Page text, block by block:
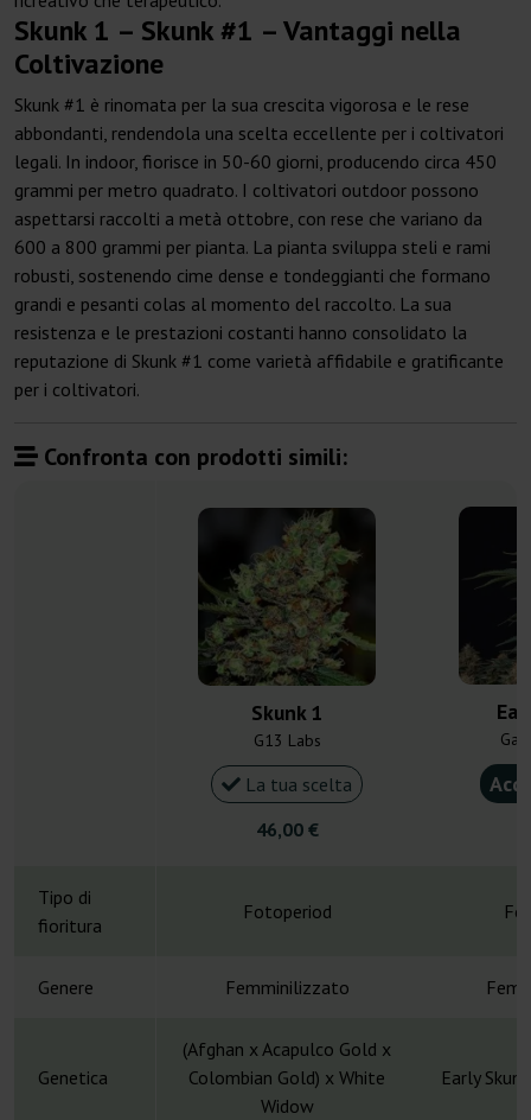
Skunk 1 – Skunk #1 – Vantaggi nella
Coltivazione
Skunk #1 è rinomata per la sua crescita vigorosa e le rese
abbondanti, rendendola una scelta eccellente per i coltivatori
legali. In indoor, fiorisce in 50-60 giorni, producendo circa 450
grammi per metro quadrato. I coltivatori outdoor possono
aspettarsi raccolti a metà ottobre, con rese che variano da
600 a 800 grammi per pianta. La pianta sviluppa steli e rami
robusti, sostenendo cime dense e tondeggianti che formano
grandi e pesanti colas al momento del raccolto. La sua
resistenza e le prestazioni costanti hanno consolidato la
reputazione di Skunk #1 come varietà affidabile e gratificante
per i coltivatori.
Confronta con prodotti simili:
Skunk 1
G13 Labs
La tua scelta
46,00 €
Tipo di
fioritura
Fotoperiod
Genere Femminilizzato
Genetica
(Afghan x Acapulco Gold x
Colombian Gold) x White
Widow
Early